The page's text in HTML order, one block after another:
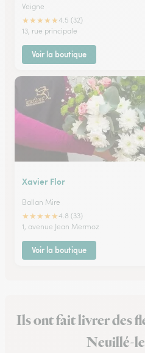
Veigne
★★★★★4.5 (32)
13, rue principale
Voir la boutique
Xavier Flor
Ballan Mire
★★★★★4.8 (33)
1, avenue Jean Mermoz
Voir la boutique
Ils ont fait livrer des
Neuillé-